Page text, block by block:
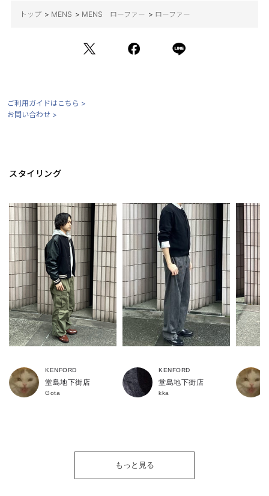
幅と高さを確保し、小ぶりに感じさせないシルエットは、スタイ
リングを選ばない汎用性の高さを備えます。
よりクッション性を高めるために、中敷の下には3mm厚の低反発
履きはじめからソフトな足あたりを感じることが出来ます。
04.底材
トップ > MENS > MENS ローファー > ローファー
ご利用ガイドはこちら >
お問い合わせ >
スタイリング
KENFORD
堂島地下街店
Gota
KENFORD
堂島地下街店
kka
もっと見る